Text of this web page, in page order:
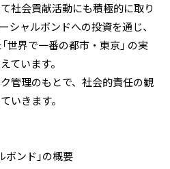
社会貢献活動にも積極的に取り
シャルボンドへの投資を通じ、
「世界で一番の都市・東京」 の実
ています。
管理のもとで、社会的責任の観
いきます。
ボンド」の概要